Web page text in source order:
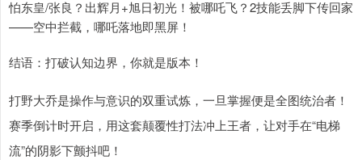
怕东皇/张良？出辉月+旭日初光！被哪吒飞？2技能丢脚下传回家
——空中拦截，哪吒落地即黑屏！
结语：打破认知边界，你就是版本！
打野大乔是操作与意识的双重试炼，一旦掌握便是全图统治者！
赛季倒计时开启，用这套颠覆性打法冲上王者，让对手在“电梯
流”的阴影下颤抖吧！